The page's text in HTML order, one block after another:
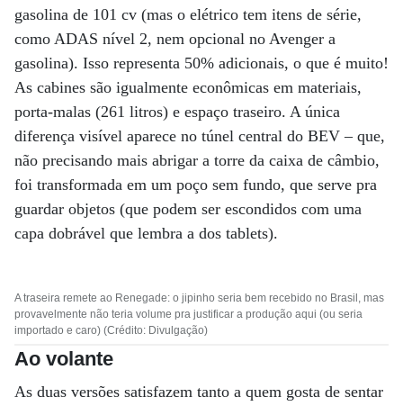
gasolina de 101 cv (mas o elétrico tem itens de série,
como ADAS nível 2, nem opcional no Avenger a
gasolina). Isso representa 50% adicionais, o que é muito!
As cabines são igualmente econômicas em materiais,
porta-malas (261 litros) e espaço traseiro. A única
diferença visível aparece no túnel central do BEV – que,
não precisando mais abrigar a torre da caixa de câmbio,
foi transformada em um poço sem fundo, que serve pra
guardar objetos (que podem ser escondidos com uma
capa dobrável que lembra a dos tablets).
A traseira remete ao Renegade: o jipinho seria bem recebido no Brasil, mas
provavelmente não teria volume pra justificar a produção aqui (ou seria
importado e caro) (Crédito: Divulgação)
Ao volante
As duas versões satisfazem tanto a quem gosta de sentar